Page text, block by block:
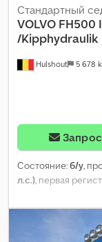
Hulshout 5 678
Стандартный
VOLVO FH500
/Kipphydraulik
Состояние:б/у,
л.с.), первая
автоматический,
кондиционер,